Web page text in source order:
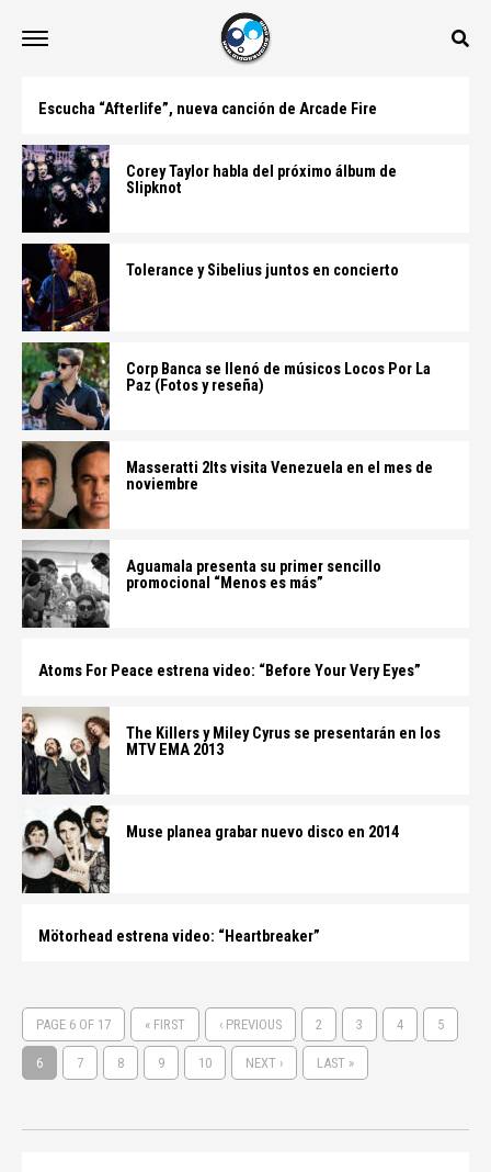
Escucha “Afterlife”, nueva canción de Arcade Fire
Corey Taylor habla del próximo álbum de
Slipknot
Tolerance y Sibelius juntos en concierto
Corp Banca se llenó de músicos Locos Por La
Paz (Fotos y reseña)
Masseratti 2lts visita Venezuela en el mes de
noviembre
Aguamala presenta su primer sencillo
promocional “Menos es más”
Atoms For Peace estrena video: “Before Your Very Eyes”
The Killers y Miley Cyrus se presentarán en los
MTV EMA 2013
Muse planea grabar nuevo disco en 2014
Mötorhead estrena video: “Heartbreaker”
PAGE 6 OF 17 « FIRST ‹ PREVIOUS 2 3 4 5
6 7 8 9 10 NEXT › LAST »